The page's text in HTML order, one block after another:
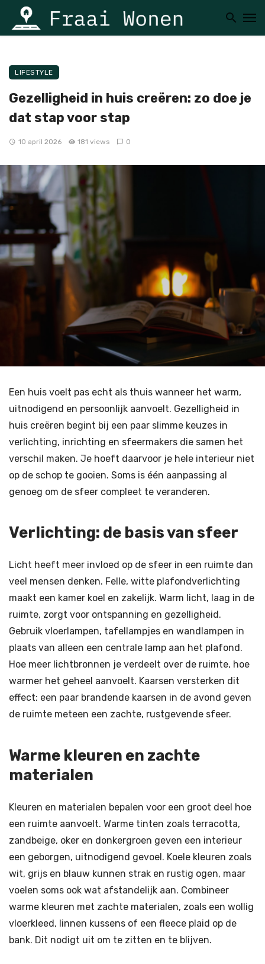
LIFESTYLE
Gezelligheid in huis creëren: zo doe je
dat stap voor stap
10 april 2026 181 views 0
Een huis voelt pas echt als thuis wanneer het warm,
uitnodigend en persoonlijk aanvoelt. Gezelligheid in
huis creëren begint bij een paar slimme keuzes in
verlichting, inrichting en sfeermakers die samen het
verschil maken. Je hoeft daarvoor je hele interieur niet
op de schop te gooien. Soms is één aanpassing al
genoeg om de sfeer compleet te veranderen.
Verlichting: de basis van sfeer
Licht heeft meer invloed op de sfeer in een ruimte dan
veel mensen denken. Felle, witte plafondverlichting
maakt een kamer koel en zakelijk. Warm licht, laag in de
ruimte, zorgt voor ontspanning en gezelligheid.
Gebruik vloerlampen, tafellampjes en wandlampen in
plaats van alleen een centrale lamp aan het plafond.
Hoe meer lichtbronnen je verdeelt over de ruimte, hoe
warmer het geheel aanvoelt. Kaarsen versterken dit
effect: een paar brandende kaarsen in de avond geven
de ruimte meteen een zachte, rustgevende sfeer.
Warme kleuren en zachte
materialen
Kleuren en materialen bepalen voor een groot deel hoe
een ruimte aanvoelt. Warme tinten zoals terracotta,
zandbeige, oker en donkergroen geven een interieur
een geborgen, uitnodigend gevoel. Koele kleuren zoals
wit, grijs en blauw kunnen strak en rustig ogen, maar
voelen soms ook wat afstandelijk aan. Combineer
warme kleuren met zachte materialen, zoals een wollig
vloerkleed, linnen kussens of een fleece plaid op de
bank. Dit nodigt uit om te zitten en te blijven.